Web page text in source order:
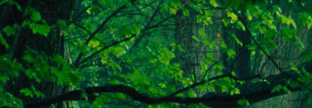
Hogy bensőmben maradjon rejtve a szellem
Megérzésem tőlem most szigorral ezt
Hogy isteni adottságaim beérvén
Teremjenek lelkem mélyén
Gyümölcsöt saját Énem számára.
17. hét